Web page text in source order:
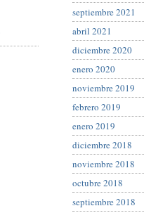
septiembre 2021
abril 2021
diciembre 2020
enero 2020
noviembre 2019
febrero 2019
enero 2019
diciembre 2018
noviembre 2018
octubre 2018
septiembre 2018